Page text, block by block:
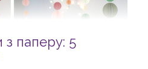
з паперу: 5